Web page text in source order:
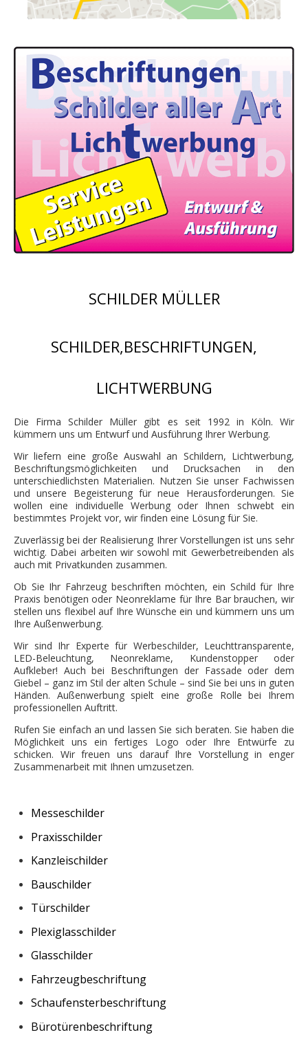
SCHILDER MÜLLER
SCHILDER,BESCHRIFTUNGEN,
LICHTWERBUNG
Die Firma Schilder Müller gibt es seit 1992 in Köln. Wir
kümmern uns um Entwurf und Ausführung Ihrer Werbung.
Wir liefern eine große Auswahl an Schildern, Lichtwerbung,
Beschriftungsmöglichkeiten und Drucksachen in den
unterschiedlichsten Materialien. Nutzen Sie unser Fachwissen
und unsere Begeisterung für neue Herausforderungen. Sie
wollen eine individuelle Werbung oder Ihnen schwebt ein
bestimmtes Projekt vor, wir finden eine Lösung für Sie.
Zuverlässig bei der Realisierung Ihrer Vorstellungen ist uns sehr
wichtig. Dabei arbeiten wir sowohl mit Gewerbetreibenden als
auch mit Privatkunden zusammen.
Ob Sie Ihr Fahrzeug beschriften möchten, ein Schild für Ihre
Praxis benötigen oder Neonreklame für Ihre Bar brauchen, wir
stellen uns flexibel auf Ihre Wünsche ein und kümmern uns um
Ihre Außenwerbung.
Wir sind Ihr Experte für Werbeschilder, Leuchttransparente,
LED-Beleuchtung, Neonreklame, Kundenstopper oder
Aufkleber! Auch bei Beschriftungen der Fassade oder dem
Giebel – ganz im Stil der alten Schule – sind Sie bei uns in guten
Händen. Außenwerbung spielt eine große Rolle bei Ihrem
professionellen Auftritt.
Rufen Sie einfach an und lassen Sie sich beraten. Sie haben die
Möglichkeit uns ein fertiges Logo oder Ihre Entwürfe zu
schicken. Wir freuen uns darauf Ihre Vorstellung in enger
Zusammenarbeit mit Ihnen umzusetzen.
Messeschilder
Praxisschilder
Kanzleischilder
Bauschilder
Türschilder
Plexiglasschilder
Glasschilder
Fahrzeugbeschriftung
Schaufensterbeschriftung
Bürotürenbeschriftung